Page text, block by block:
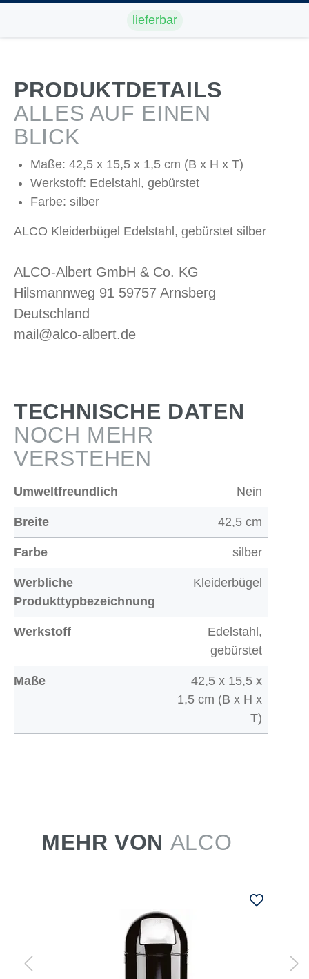
lieferbar
PRODUKTDETAILS
ALLES AUF EINEN
BLICK
Maße: 42,5 x 15,5 x 1,5 cm (B x H x T)
Werkstoff: Edelstahl, gebürstet
Farbe: silber
ALCO Kleiderbügel Edelstahl, gebürstet silber
ALCO-Albert GmbH & Co. KG
Hilsmannweg 91 59757 Arnsberg
Deutschland
mail@alco-albert.de
TECHNISCHE DATEN
NOCH MEHR
VERSTEHEN
Umweltfreundlich Nein
Breite 42,5 cm
Farbe silber
Werbliche
Produkttypbezeichnung
Kleiderbügel
Werkstoff
Edelstahl,
gebürstet
Maße
42,5 x 15,5 x
1,5 cm (B x H x
T)
MEHR VON ALCO